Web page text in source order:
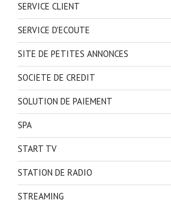
SERVICE CLIENT
SERVICE D'ECOUTE
SITE DE PETITES ANNONCES
SOCIETE DE CREDIT
SOLUTION DE PAIEMENT
SPA
START TV
STATION DE RADIO
STREAMING